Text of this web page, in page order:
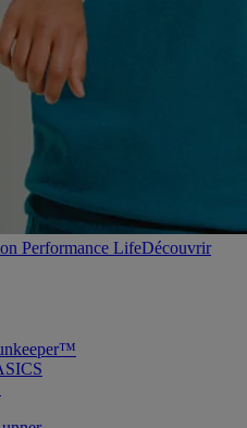
Performance LifeDécouvrir